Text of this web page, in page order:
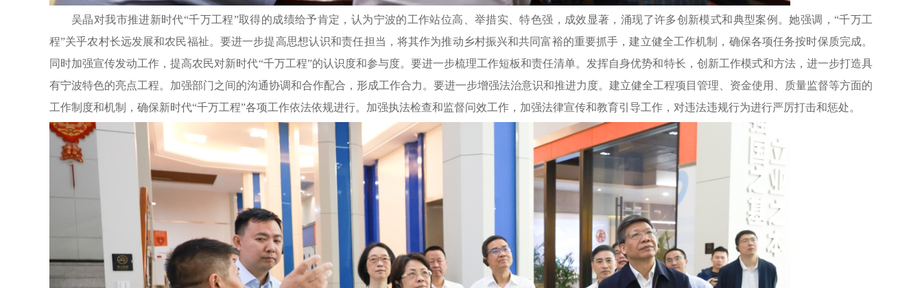
吴晶对我市推进新时代“千万工程”取得的成绩给予肯定，认为宁波的工作站位高、举措实、特色强，成效显著，涌现了许多创新模式和典型案例。她强调，“千万工
程”关乎农村长远发展和农民福祉。要进一步提高思想认识和责任担当，将其作为推动乡村振兴和共同富裕的重要抓手，建立健全工作机制，确保各项任务按时保质完成。
同时加强宣传发动工作，提高农民对新时代“千万工程”的认识度和参与度。要进一步梳理工作短板和责任清单。发挥自身优势和特长，创新工作模式和方法，进一步打造具
有宁波特色的亮点工程。加强部门之间的沟通协调和合作配合，形成工作合力。要进一步增强法治意识和推进力度。建立健全工程项目管理、资金使用、质量监督等方面的
工作制度和机制，确保新时代“千万工程”各项工作依法依规进行。加强执法检查和监督问效工作，加强法律宣传和教育引导工作，对违法违规行为进行严厉打击和惩处。